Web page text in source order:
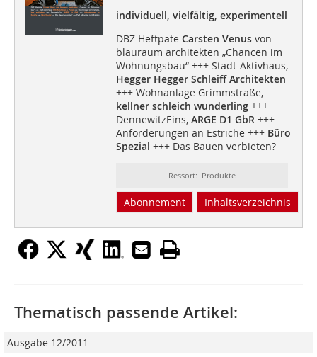
individuell, vielfältig, experimentell
DBZ Heftpate Carsten Venusvon
blauraum architekten „Chancen im
Wohnungsbau“ +++ Stadt-Aktivhaus,
Hegger Hegger Schleiff Architekten
+++ Wohnanlage Grimmstraße,
kellner schleich wunderling+++
DennewitzEins, ARGE D1 GbR+++
Anforderungen an Estriche +++ Büro
Spezial +++ Das Bauen verbieten?
Ressort: Produkte
Abonnement Inhaltsverzeichnis
Thematisch passende Artikel:
Ausgabe 12/2011